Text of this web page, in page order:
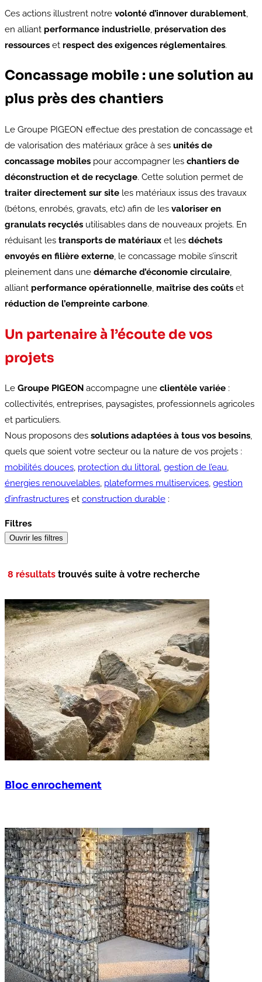
Ces actions illustrent notre volonté d’innover durablement,
en alliant performance industrielle, préservation des
ressources et respect des exigences réglementaires.
Concassage mobile : une solution au
plus près des chantiers
Le Groupe PIGEON effectue des prestation de concassage et
de valorisation des matériaux grâce à ses unités de
concassage mobiles pour accompagner les chantiers de
déconstruction et de recyclage. Cette solution permet de
traiter directement sur site les matériaux issus des travaux
(bétons, enrobés, gravats, etc) afin de les valoriser en
granulats recyclés utilisables dans de nouveaux projets. En
réduisant les transports de matériaux et les déchets
envoyés en filière externe, le concassage mobile s’inscrit
pleinement dans une démarche d’économie circulaire,
alliant performance opérationnelle, maîtrise des coûts et
réduction de l’empreinte carbone.
Un partenaire à l’écoute de vos
projets
Le Groupe PIGEON accompagne une clientèle variée :
collectivités, entreprises, paysagistes, professionnels agricoles
et particuliers.
Nous proposons des solutions adaptées à tous vos besoins,
quels que soient votre secteur ou la nature de vos projets :
mobilités douces, protection du littoral, gestion de l’eau,
énergies renouvelables, plateformes multiservices, gestion
d’infrastructures et construction durable :
Filtres
Ouvrir les filtres
8 résultats trouvés suite à votre recherche
Bloc enrochement